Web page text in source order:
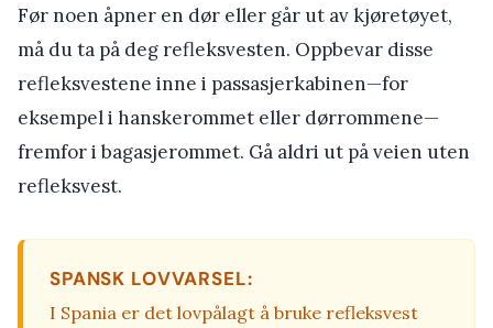
Før noen åpner en dør eller går ut av kjøretøyet,
må du ta på deg refleksvesten. Oppbevar disse
refleksvestene inne i passasjerkabinen—for
eksempel i hanskerommet eller dørrommene—
fremfor i bagasjerommet. Gå aldri ut på veien uten
refleksvest.
SPANSK LOVVARSEL:
I Spania er det lovpålagt å bruke refleksvest